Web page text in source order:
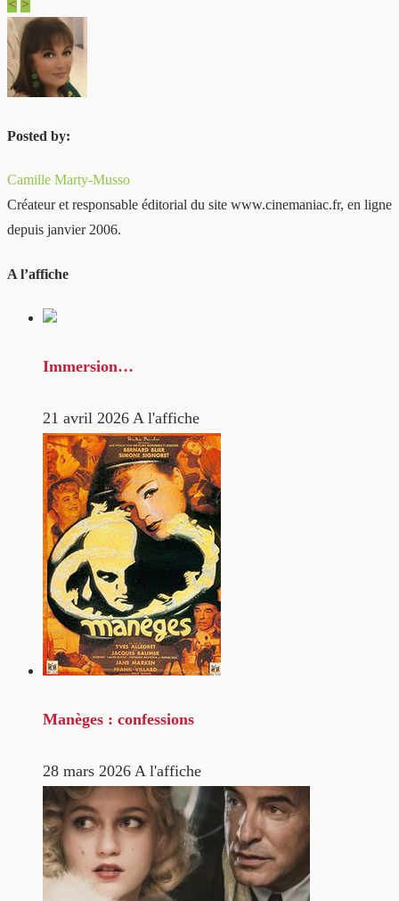
< >
Posted by:
Camille Marty-Musso
Créateur et responsable éditorial du site www.cinemaniac.fr, en ligne
depuis janvier 2006.
A l’affiche
Immersion…
21 avril 2026 A l'affiche
Manèges : confessions
28 mars 2026 A l'affiche